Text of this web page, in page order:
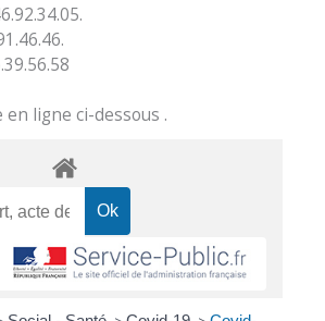
ligne ci-dessous .